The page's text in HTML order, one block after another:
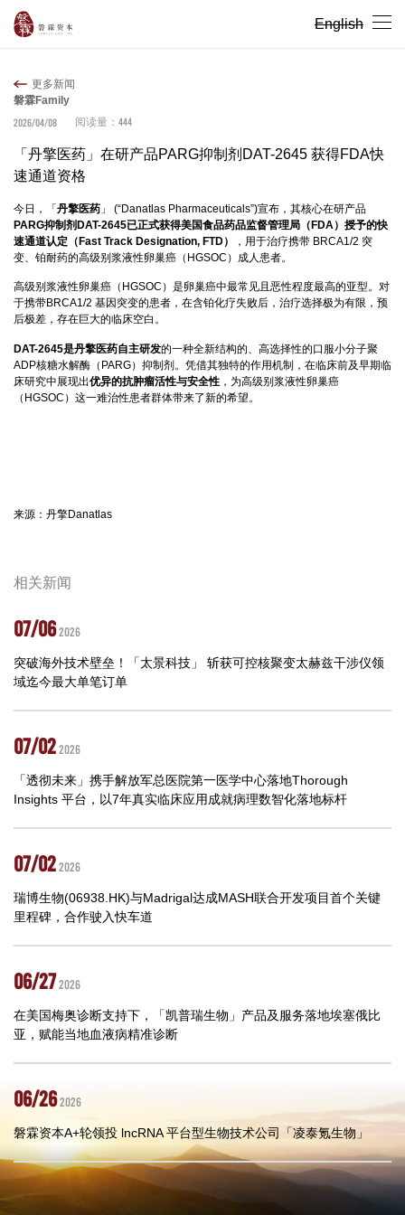
English
更多新闻
磐霖Family
2026/04/08
阅读量： 444
「丹擎医药」在研产品PARG抑制剂DAT-2645 获得FDA快
速通道资格
今日，「 丹擎医药 」 (“Danatlas Pharmaceuticals”)宣布，其核心在研产品
PARG抑制剂DAT-2645已正式获得美国食品药品监督管理局（FDA）授予的快
速通道认定（Fast Track Designation, FTD）
，用于治疗携带 BRCA1/2 突
变、铂耐药的高级别浆液性卵巢癌（HGSOC）成人患者。
高级别浆液性卵巢癌（HGSOC）是卵巢癌中最常见且恶性程度最高的亚型。对
于携带BRCA1/2 基因突变的患者，在含铂化疗失败后，治疗选择极为有限，预
后极差，存在巨大的临床空白。
DAT-2645是丹擎医药自主研发的一种全新结构的、高选择性的口服小分子聚
ADP核糖水解酶（PARG）抑制剂。凭借其独特的作用机制，在临床前及早期临
床研究中展现出优异的抗肿瘤活性与安全性 ，为高级别浆液性卵巢癌
（HGSOC）这一难治性患者群体带来了新的希望。
来源：丹擎Danatlas
相关新闻
07/062026
突破海外技术壁垒！「太景科技」 斩获可控核聚变太赫兹干涉仪领
域迄今最大单笔订单
07/022026
「透彻未来」携手解放军总医院第一医学中心落地Thorough
Insights 平台，以7年真实临床应用成就病理数智化落地标杆
07/022026
瑞博生物(06938.HK)与Madrigal达成MASH联合开发项目首个关键
里程碑，合作驶入快车道
06/272026
在美国梅奥诊断支持下，「凯普瑞生物」产品及服务落地埃塞俄比
亚，赋能当地血液病精准诊断
06/262026
磐霖资本A+轮领投 lncRNA 平台型生物技术公司「凌泰氪生物」